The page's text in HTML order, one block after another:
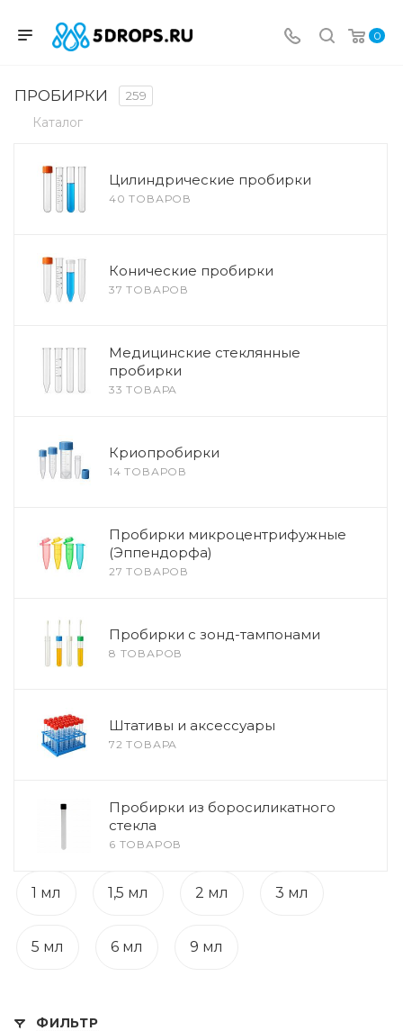
0
ПРОБИРКИ 259
Каталог
Цилиндрические пробирки
40 ТОВАРОВ
Конические пробирки
37 ТОВАРОВ
Медицинские стеклянные
пробирки
33 ТОВАРА
Криопробирки
14 ТОВАРОВ
Пробирки микроцентрифужные
(Эппендорфа)
27 ТОВАРОВ
Пробирки с зонд-тампонами
8 ТОВАРОВ
Штативы и аксессуары
72 ТОВАРА
Пробирки из боросиликатного
стекла
6 ТОВАРОВ
1 мл 1,5 мл 2 мл 3 мл
5 мл 6 мл 9 мл
ФИЛЬТР